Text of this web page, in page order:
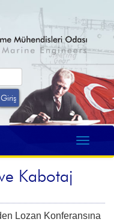
Kabotaj
Lozan Konferansına